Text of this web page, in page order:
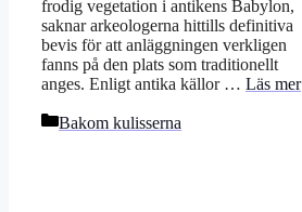
frodig vegetation i antikens Babylon,
saknar arkeologerna hittills definitiva
bevis för att anläggningen verkligen
fanns på den plats som traditionellt
anges. Enligt antika källor … Läs mer
Kategorier
Bakom kulisserna